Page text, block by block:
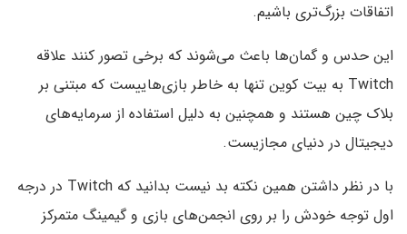
اتفاقات بزرگ‌تری باشیم.
این حدس و گمان‌ها باعث می‌شوند که برخی تصور کنند علاقه
Twitch به بیت کوین تنها به خاطر بازی‌هاییست که مبتنی بر
بلاک چین هستند و همچنین به دلیل استفاده از سرمایه‌های
دیجیتال در دنیای مجازیست.
با در نظر داشتن همین نکته بد نیست بدانید که Twitch در درجه
اول توجه خودش را بر روی انجمن‌های بازی و گیمینگ متمرکز